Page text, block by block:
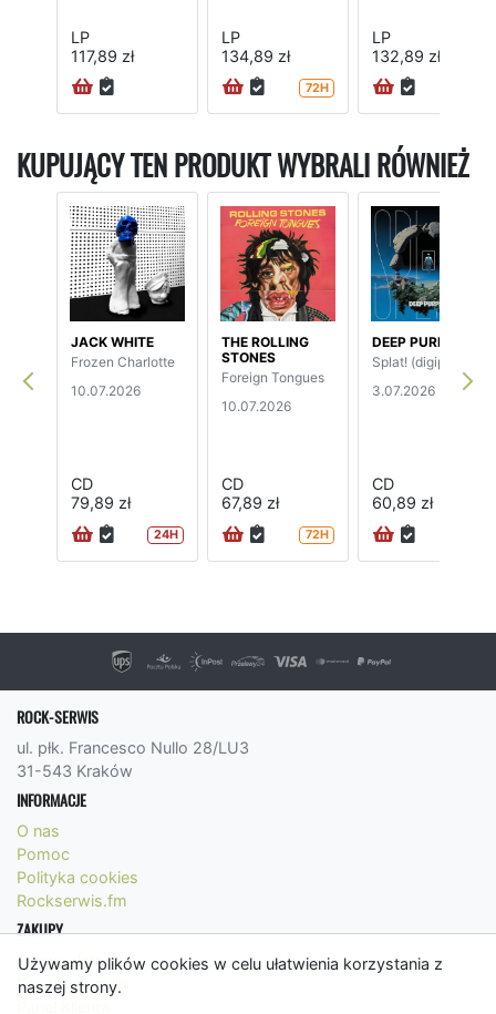
Używamy plików cookies w celu ułatwienia korzystania z
naszej strony.
LP
117,89 zł
LP
134,89 zł
72H
LP
132,89 zł
KUPUJĄCY TEN PRODUKT WYBRALI RÓWNIEŻ
JACK WHITE
Frozen Charlotte
10.07.2026
CD
79,89 zł
24H
THE ROLLING
STONES
Foreign Tongues
10.07.2026
CD
67,89 zł
72H
DEEP PURPLE
Splat! (digipak)
3.07.2026
CD
60,89 zł
ROCK-SERWIS
ul. płk. Francesco Nullo 28/LU3
31-543 Kraków
INFORMACJE
O nas
Pomoc
Polityka cookies
Rockserwis.fm
ZAKUPY
Formy płatności
Koszty wysyłki